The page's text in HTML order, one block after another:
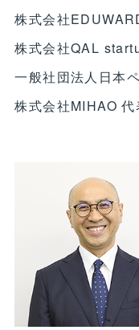
株式会社
株式会社QAL
一般社団法人日本
株式会社MIHAO 代